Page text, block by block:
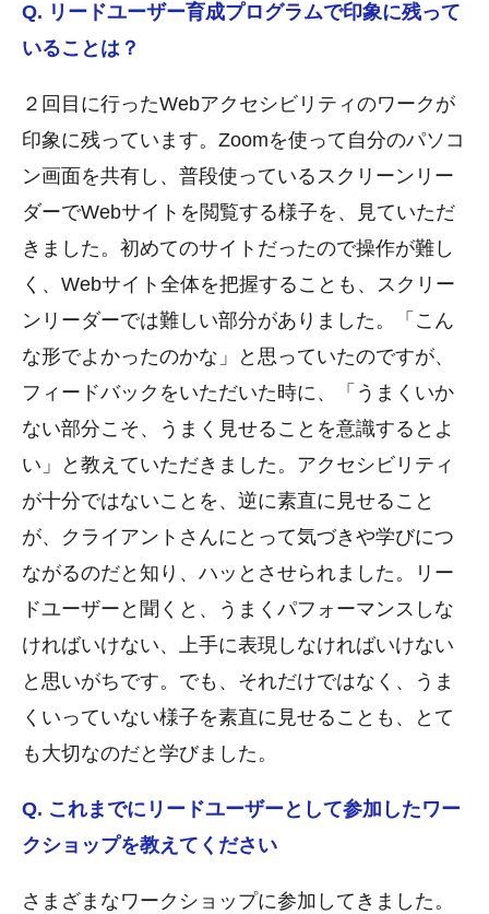
Q. リードユーザー育成プログラムで印象に残って
いることは？
２回目に行ったWebアクセシビリティのワークが
印象に残っています。Zoomを使って自分のパソコ
ン画面を共有し、普段使っているスクリーンリー
ダーでWebサイトを閲覧する様子を、見ていただ
きました。初めてのサイトだったので操作が難し
く、Webサイト全体を把握することも、スクリー
ンリーダーでは難しい部分がありました。「こん
な形でよかったのかな」と思っていたのですが、
フィードバックをいただいた時に、「うまくいか
ない部分こそ、うまく見せることを意識するとよ
い」と教えていただきました。アクセシビリティ
が十分ではないことを、逆に素直に見せること
が、クライアントさんにとって気づきや学びにつ
ながるのだと知り、ハッとさせられました。リー
ドユーザーと聞くと、うまくパフォーマンスしな
ければいけない、上手に表現しなければいけない
と思いがちです。でも、それだけではなく、うま
くいっていない様子を素直に見せることも、とて
も大切なのだと学びました。
Q. これまでにリードユーザーとして参加したワー
クショップを教えてください
さまざまなワークショップに参加してきました。